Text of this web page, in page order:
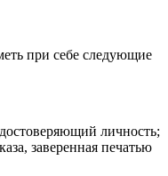
при себе следующие
личность;
заверенная печатью